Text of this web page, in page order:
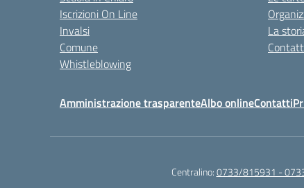
Iscrizioni On Line
Invalsi
Comune
Whistleblowing
La
Amministrazione trasparenteAlbo onlineContatti
Centralino:0733/815931 -